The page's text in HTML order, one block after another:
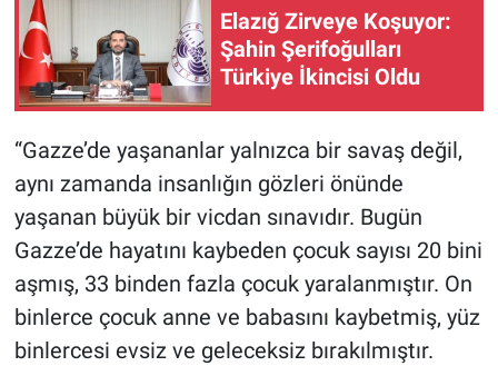
Elazığ Zirveye Koşuyor:
Şahin Şerifoğulları
Türkiye İkincisi Oldu
“Gazze’de yaşananlar yalnızca bir savaş değil,
aynı zamanda insanlığın gözleri önünde
yaşanan büyük bir vicdan sınavıdır. Bugün
Gazze’de hayatını kaybeden çocuk sayısı 20 bini
aşmış, 33 binden fazla çocuk yaralanmıştır. On
binlerce çocuk anne ve babasını kaybetmiş, yüz
binlercesi evsiz ve geleceksiz bırakılmıştır.